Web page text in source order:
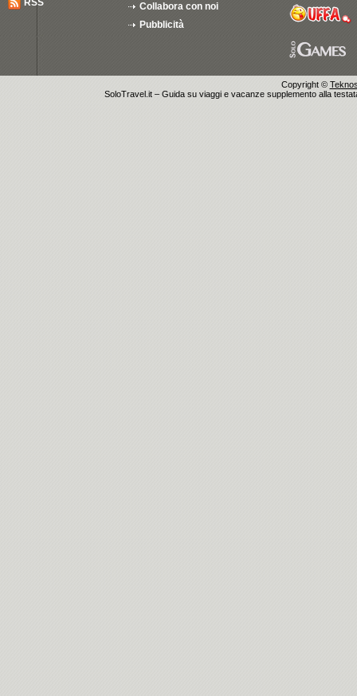
RSS
Collabora con noi
Pubblicità
Copyright ©
SoloTravel.it – Guida su viaggi e vacanze supplemento alla